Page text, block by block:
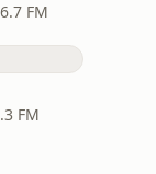
FM
FM